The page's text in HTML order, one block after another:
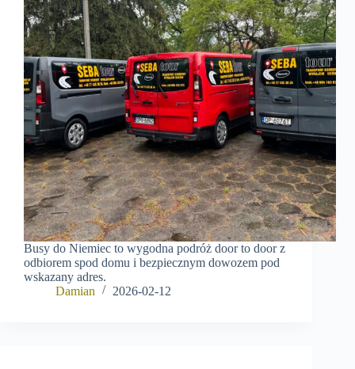
Busy do Niemiec to wygodna podróż door to door z
odbiorem spod domu i bezpiecznym dowozem pod
wskazany adres.
Damian
2026-02-12